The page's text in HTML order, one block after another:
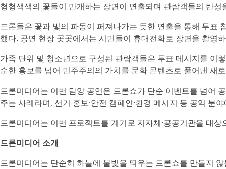
형형색색의 꽃들이 만개하는 장면이 연출되며 관람객들의 탄성
드론들은 꽃과 빛의 파동이 퍼져나가는 듯한 연출을 통해 투표
했다. 공연 현장 곳곳에서는 시민들이 휴대전화로 장면을 촬영
가족 단위 및 청소년으로 구성된 관람객들은 투표 메시지를 이
순한 홍보를 넘어 민주주의의 가치를 문화 콘텐츠로 풀어낸 새
드론미디어는 이번 담양 공연은 드론쇼가 단순 이벤트를 넘어
주는 사례라며, 선거 홍보·안전 캠페인·환경 메시지 등 공익 분
드론미디어는 이번 프로젝트를 계기로 지자체·공공기관을 대
드론미디어 소개
드론미디어는 단순히 하늘에 불빛을 띄우는 드론쇼를 만들지